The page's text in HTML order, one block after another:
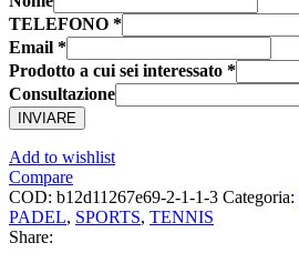
TELEFONO *
Email *
Prodotto a cui sei interessato *
Consultazione
INVIARE
Add to wishlist
Compare
COD: b12d11267e69-2-1-1-3 Categoria:
PADEL, SPORTS, TENNIS
Share: